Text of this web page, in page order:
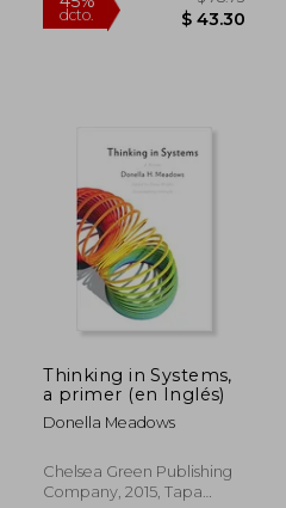
45%
dcto.
Thinking in Systems,
a primer (en Inglés)
Donella Meadows
Chelsea Green Publishing
Company, 2015, Tapa